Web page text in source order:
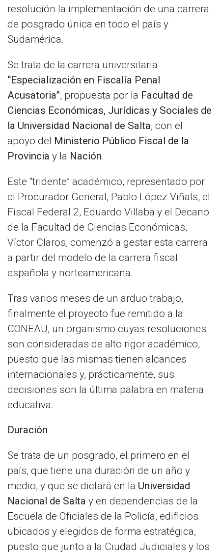
resolución la implementación de una carrera
de posgrado única en todo el país y
Sudamérica.
Se trata de la carrera universitaria
“Especialización en Fiscalía Penal
Acusatoria”, propuesta por la Facultad de
Ciencias Económicas, Jurídicas y Sociales de
la Universidad Nacional de Salta, con el
apoyo del Ministerio Público Fiscal de la
Provincia y la Nación.
Este “tridente” académico, representado por
el Procurador General, Pablo López Viñals, el
Fiscal Federal 2, Eduardo Villaba y el Decano
de la Facultad de Ciencias Económicas,
Víctor Claros, comenzó a gestar esta carrera
a partir del modelo de la carrera fiscal
española y norteamericana.
Tras varios meses de un arduo trabajo,
finalmente el proyecto fue remitido a la
CONEAU, un organismo cuyas resoluciones
son consideradas de alto rigor académico,
puesto que las mismas tienen alcances
internacionales y, prácticamente, sus
decisiones son la última palabra en materia
educativa.
Duración
Se trata de un posgrado, el primero en el
país, que tiene una duración de un año y
medio, y que se dictará en la Universidad
Nacional de Salta y en dependencias de la
Escuela de Oficiales de la Policía, edificios
ubicados y elegidos de forma estratégica,
puesto que junto a la Ciudad Judiciales y los